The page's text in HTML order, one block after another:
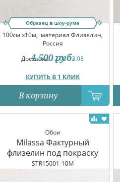
Образец в шоу-руме
100см x10м, материал Флизелин,
Россия
Доставка:12.08-13.08
КУПИТЬ В 1 КЛИК
4 500 руб.
В корзину
Обои
Milassa Фактурный
флизелин под покраску
STR15001-10M